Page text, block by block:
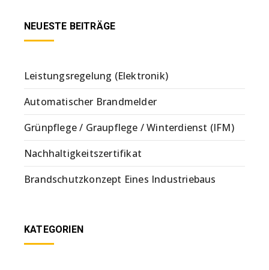
NEUESTE BEITRÄGE
Leistungsregelung (Elektronik)
Automatischer Brandmelder
Grünpflege / Graupflege / Winterdienst (IFM)
Nachhaltigkeitszertifikat
Brandschutzkonzept Eines Industriebaus
KATEGORIEN